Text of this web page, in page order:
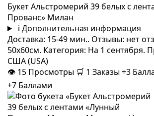
Букет Альстромерий 39 белых с
Прованс» Милан
i Дополнительная информация
Доставка: 15-49 мин.. Отзывы: нет
50x60см. Категория: На 1 сентября.
США (USA)
👁 15 Просмотры 🛒 1 Заказы+3
+7 Баллами